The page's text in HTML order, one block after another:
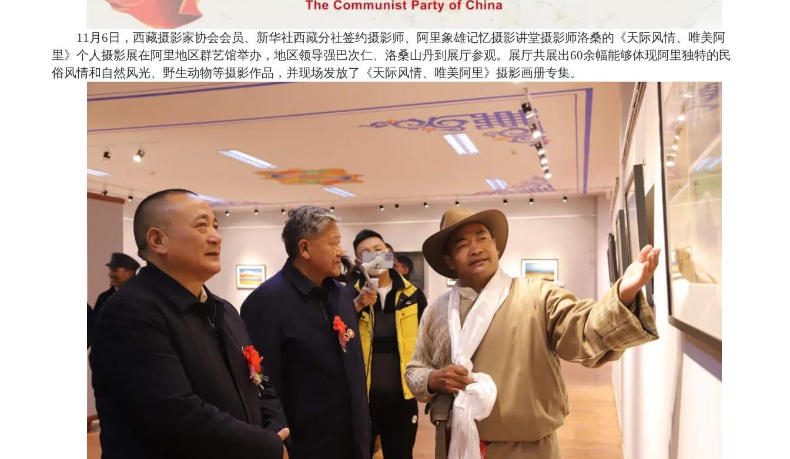
11月6日，西藏摄影家协会会员、新华社西藏分社签约摄影师、阿里象雄记忆摄影讲堂摄影师洛桑的《天际风情、唯美阿
里》个人摄影展在阿里地区群艺馆举办，地区领导强巴次仁、洛桑山丹到展厅参观。展厅共展出60余幅能够体现阿里独特的民
俗风情和自然风光、野生动物等摄影作品，并现场发放了《天际风情、唯美阿里》摄影画册专集。